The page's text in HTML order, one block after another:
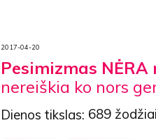
2017-04-20
Pesimizmas
nereiškia ko nors
Dienos tikslas: 689 žodžiai